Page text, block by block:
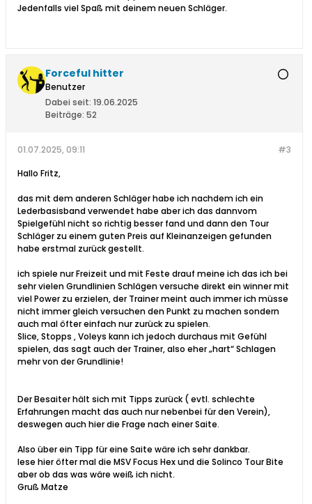
Jedenfalls viel Spaß mit deinem neuen Schläger.
Forceful hitter
Benutzer
Dabei seit: 19.06.2025
Beiträge: 52
#3
01.07.2025, 09:11
Hallo Fritz,
das mit dem anderen Schläger habe ich nachdem ich ein
Lederbasisband verwendet habe aber ich das dannvom
Spielgefühl nicht so richtig besser fand und dann den Tour
Schläger zu einem guten Preis auf Kleinanzeigen gefunden
habe erstmal zurück gestellt.
ich spiele nur Freizeit und mit Feste drauf meine ich das ich bei
sehr vielen Grundlinien Schlägen versuche direkt ein winner mit
viel Power zu erzielen, der Trainer meint auch immer ich müsse
nicht immer gleich versuchen den Punkt zu machen sondern
auch mal öfter einfach nur zurück zu spielen.
Slice, Stopps , Voleys kann ich jedoch durchaus mit Gefühl
spielen, das sagt auch der Trainer, also eher „hart“ Schlagen
mehr von der Grundlinie!
Der Besaiter hält sich mit Tipps zurück ( evtl. schlechte
Erfahrungen macht das auch nur nebenbei für den Verein),
deswegen auch hier die Frage nach einer Saite.
Also über ein Tipp für eine Saite wäre ich sehr dankbar.
lese hier öfter mal die MSV Focus Hex und die Solinco Tour Bite
aber ob das was wäre weiß ich nicht.
Gruß Matze